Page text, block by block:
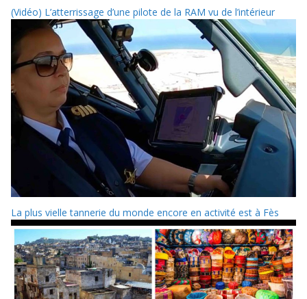
(Vidéo) L’atterrissage d’une pilote de la RAM vu de l’intérieur
La plus vielle tannerie du monde encore en activité est à Fès